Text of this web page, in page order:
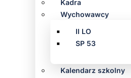
Kadra
Wychowawcy
II LO
SP 53
Kalendarz szkolny